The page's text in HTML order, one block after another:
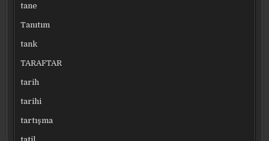
tane
Tanıtım
tank
TARAFTAR
tarih
tarihi
tartışma